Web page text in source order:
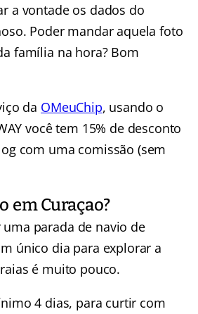
a vontade os dados do
Poder mandar aquela foto
família na hora? Bom
da OMeuChip, usando o
você tem 15% de desconto
com uma comissão (sem
em Curaçao?
parada de navio de
único dia para explorar a
é muito pouco.
4 dias, para curtir com